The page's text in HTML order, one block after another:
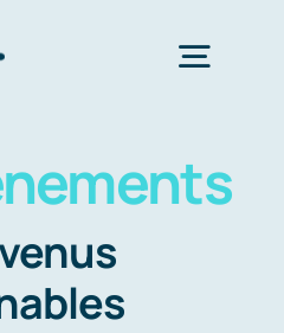
Syndicat